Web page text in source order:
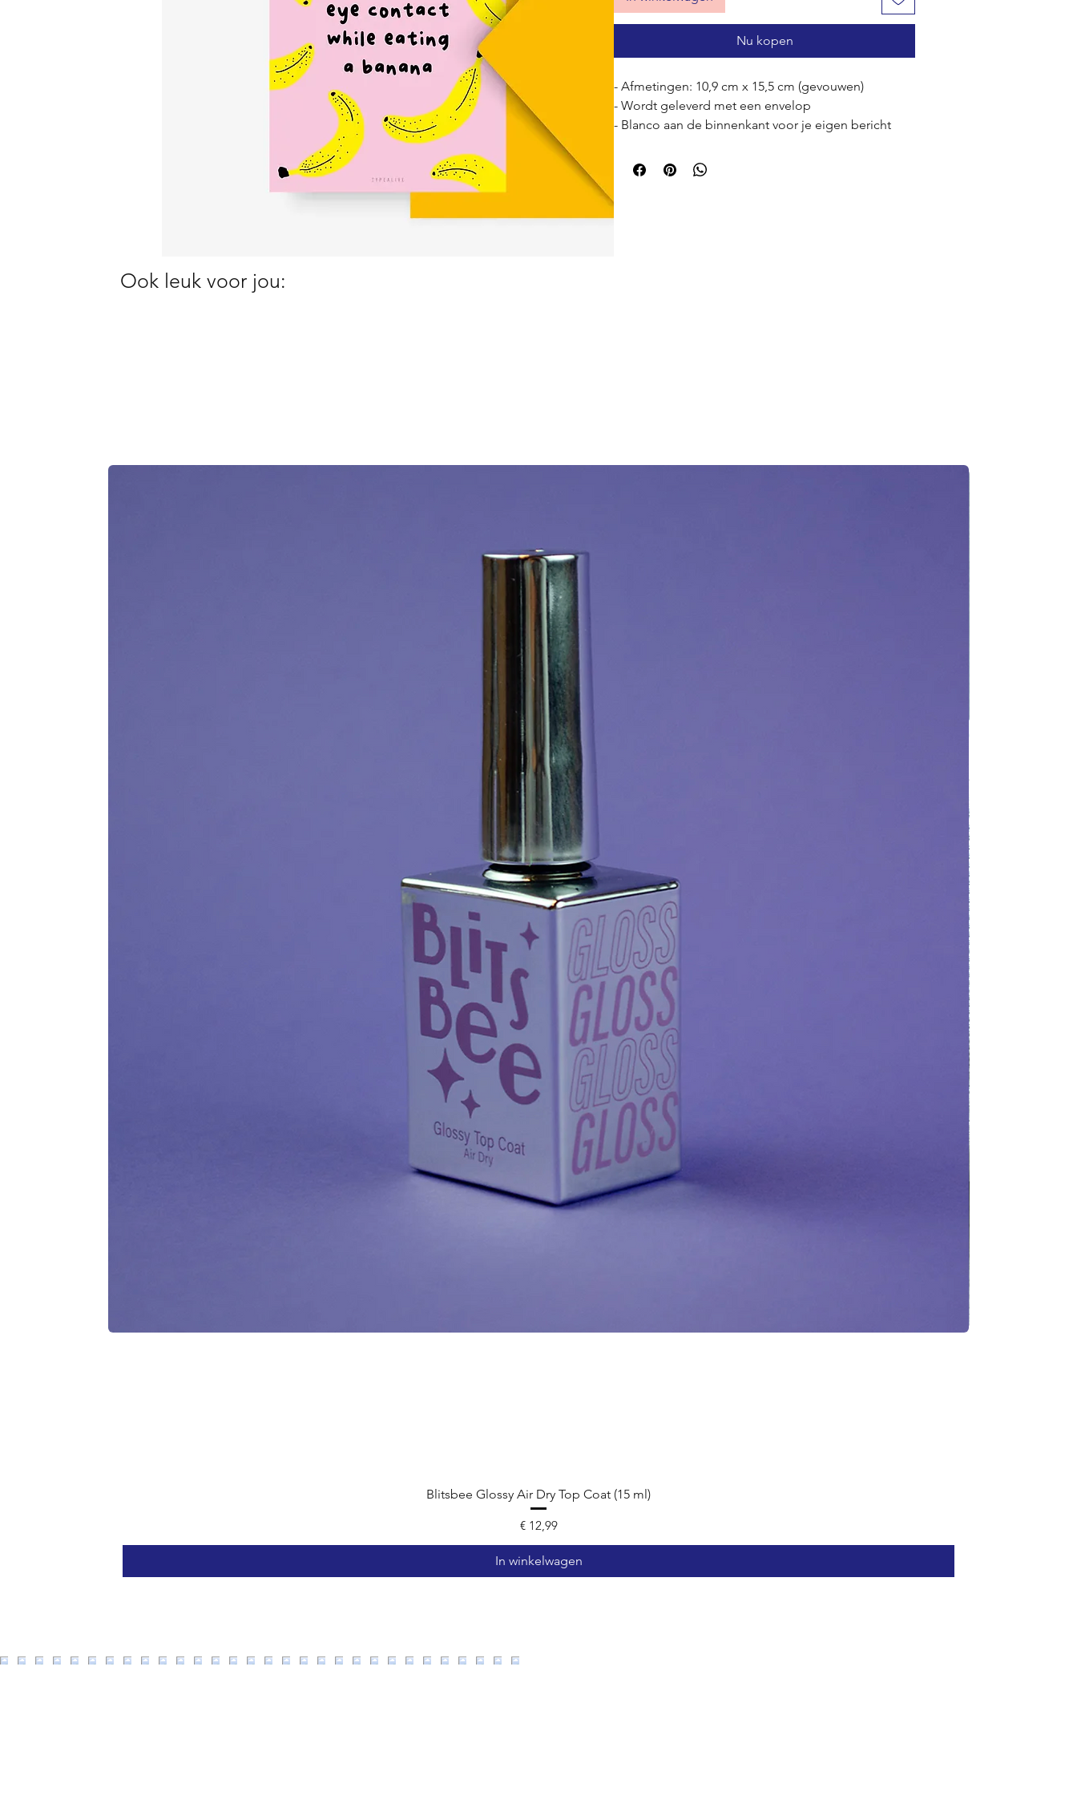
Nu kopen
- Afmetingen: 10,9 cm x 15,5 cm (gevouwen)
- Wordt geleverd met een envelop
- Blanco aan de binnenkant voor je eigen bericht
Ook leuk voor jou:
Blitsbee Glossy Air Dry Top Coat (15 ml)
Prijs
€ 12,99
In winkelwagen